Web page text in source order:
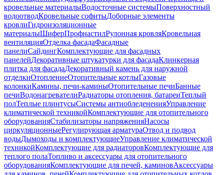
кровельные материалыВодосточные системыПоверхностный
водоотводКровельные софитыДоборные элементы
кровлиГидроизоляционные
материалыШиферПрофнастилРулонная кровляКровельная
вентиляцияОтделка фасадаФасадные
панелиСайдингКомплектующие для фасадных
панелейДекоративные штукатурки для фасадаКлинкерная
плитка для фасадаДекоративный камень для наружной
отделкиОтоплениеОтопительные котлыГазовые
колонкиКамины, печи-каминыОтопительные печиБанные
печиВодонагревателиРадиаторы отопления, батареиТеплый
полТеплые плинтусыСистемы антиобледененияУправление
климатической техникойКомплектующие для отопительного
оборудованияСтабилизаторы напряженияНасосы
циркуляционныеРегулирующая арматураОтвод и подвод
водыДымоходы и комплектующиеУправление климатической
техникойКомплектующие для радиаторовКомплектующие для
теплого полаТопливо и аксессуары для отопительного
оборудованияКомплектующие для печей, каминовАксессуары